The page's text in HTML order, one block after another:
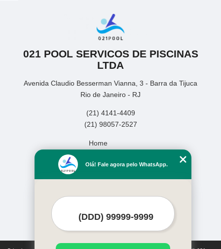
021 POOL SERVICOS DE PISCINAS
LTDA
Avenida Claudio Besserman Vianna, 3 - Barra da Tijuca
Rio de Janeiro - RJ
(21) 4141-4409
(21) 98057-2527
Home
Missão
Serviços
Mais Serviços
Olá! Fale agora pelo WhatsApp.